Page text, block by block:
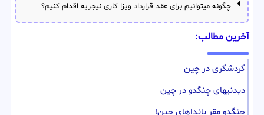
چگونه میتوانیم برای عقد قرارداد ویزا کاری نیجریه اقدام کنیم؟
آخرین مطالب:
گردشگری در چین
دیدنیهای چنگدو در چین
چنگدو مقر پانداهای چین!